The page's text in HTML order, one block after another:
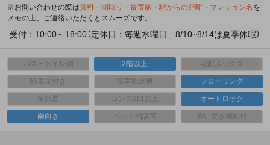
※お問い合わせの際は賃料・間取り・最寄駅・駅からの距離・マンション名 を
メモの上、ご連絡いただくとスムーズです。
受付：10:00～18:00（定休日：毎週水曜日 8/10~8/14は夏季休暇）
バス・トイレ別 2階以上 宅配ボックス
駐車場付き 浴室乾燥機 フローリング
角部屋 コンロ2口以上 オートロック
南向き ペット相談可 追い焚き機能付